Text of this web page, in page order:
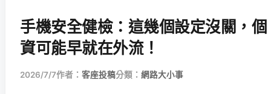
手機安全健檢：這幾個設定沒關，個
資可能早就在外流！
2026/7/7作者： 客座投稿分類： 網路大小事